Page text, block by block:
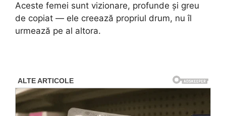
Aceste femei sunt vizionare, profunde și greu
de copiat — ele creează propriul drum, nu îl
urmează pe al altora.